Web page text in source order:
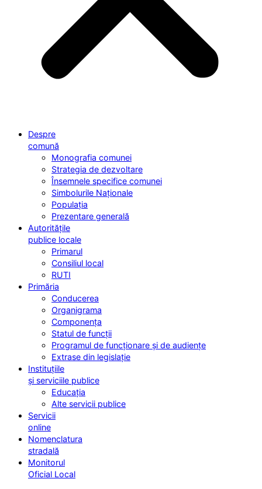
Despre
comună
Monografia comunei
Strategia de dezvoltare
Însemnele specifice comunei
Simbolurile Naționale
Populația
Prezentare generală
Autoritățile
publice locale
Primarul
Consiliul local
RUTI
Primăria
Conducerea
Organigrama
Componența
Statul de funcții
Programul de funcționare și de audiențe
Extrase din legislație
Instituțiile
și serviciile publice
Educația
Alte servicii publice
Servicii
online
Nomenclatura
stradală
Monitorul
Oficial Local